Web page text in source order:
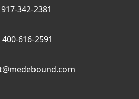
342-2381
616-2591